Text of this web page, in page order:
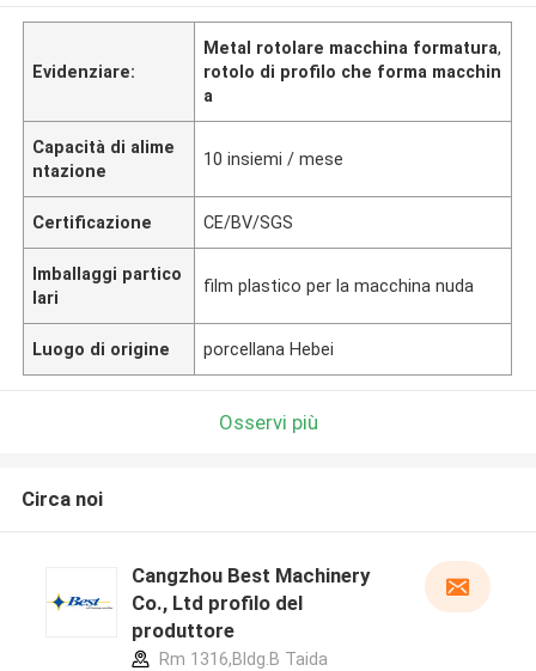
Evidenziare:
Metal rotolare macchina formatura,
rotolo di profilo che forma macchin
a
Capacità di alime
ntazione
10 insiemi / mese
Certificazione CE/BV/SGS
Imballaggi partico
lari
film plastico per la macchina nuda
Luogo di origine porcellana Hebei
Osservi più
Circa noi
Cangzhou Best Machinery
Co., Ltd profilo del
produttore
Rm 1316,Bldg.B Taida